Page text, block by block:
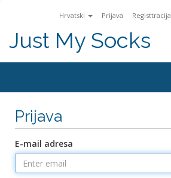
Hrvatski Prijava Registtracija
Just My Socks
Prijava
E-mail adresa